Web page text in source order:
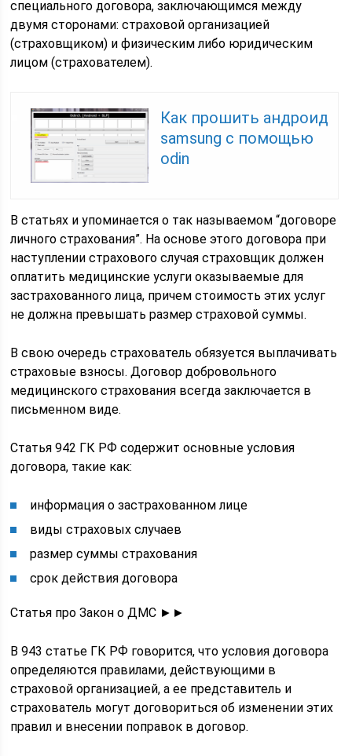
специального договора, заключающимся между
двумя сторонами: страховой организацией
(страховщиком) и физическим либо юридическим
лицом (страхователем).
Как прошить андроид
samsung с помощью
odin
В статьях и упоминается о так называемом “договоре
личного страхования”. На основе этого договора при
наступлении страхового случая страховщик должен
оплатить медицинские услуги оказываемые для
застрахованного лица, причем стоимость этих услуг
не должна превышать размер страховой суммы.
В свою очередь страхователь обязуется выплачивать
страховые взносы. Договор добровольного
медицинского страхования всегда заключается в
письменном виде.
Статья 942 ГК РФ содержит основные условия
договора, такие как:
информация о застрахованном лице
виды страховых случаев
размер суммы страхования
срок действия договора
Статья про Закон о ДМС ►►
В 943 статье ГК РФ говорится, что условия договора
определяются правилами, действующими в
страховой организацией, а ее представитель и
страхователь могут договориться об изменении этих
правил и внесении поправок в договор.